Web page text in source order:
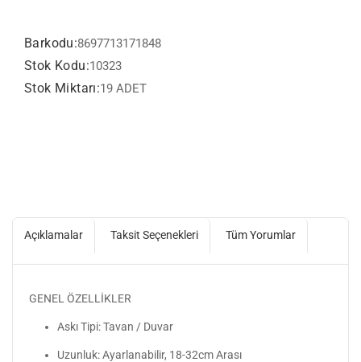
Barkodu:8697713171848
Stok Kodu:10323
Stok Miktarı:19 ADET
Açıklamalar Taksit Seçenekleri Tüm Yorumlar
GENEL ÖZELLİKLER
Askı Tipi: Tavan / Duvar
Uzunluk: Ayarlanabilir, 18-32cm Arası